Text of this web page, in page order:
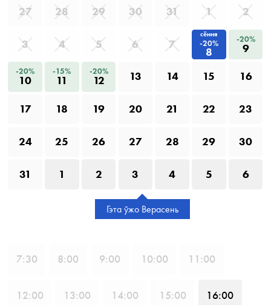
27 28 29 30 31 1 2
3 4 5 6 7
сёння
-20%
8
-20%
9
-20%
10
-15%
11
-20%
12 13 14 15 16
17 18 19 20 21 22 23
24 25 26 27 28 29 30
31 1 2 3 4 5 6
Гэта ўжо Верасень
7:30 8:00 9:00 10:00 11 :00
12:00 13:00 14:00 15:00 16:00